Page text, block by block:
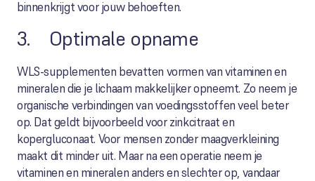
binnenkrijgt voor jouw behoeften.
3. Optimale opname
WLS-supplementen bevatten vormen van vitaminen en
mineralen die je lichaam makkelijker opneemt. Zo neem je
organische verbindingen van voedingsstoffen veel beter
op. Dat geldt bijvoorbeeld voor zinkcitraat en
kopergluconaat. Voor mensen zonder maagverkleining
maakt dit minder uit. Maar na een operatie neem je
vitaminen en mineralen anders en slechter op, vandaar